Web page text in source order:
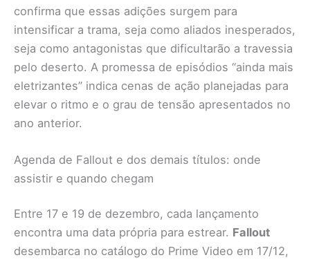
confirma que essas adições surgem para
intensificar a trama, seja como aliados inesperados,
seja como antagonistas que dificultarão a travessia
pelo deserto. A promessa de episódios “ainda mais
eletrizantes” indica cenas de ação planejadas para
elevar o ritmo e o grau de tensão apresentados no
ano anterior.
Agenda de Fallout e dos demais títulos: onde
assistir e quando chegam
Entre 17 e 19 de dezembro, cada lançamento
encontra uma data própria para estrear. Fallout
desembarca no catálogo do Prime Video em 17/12,